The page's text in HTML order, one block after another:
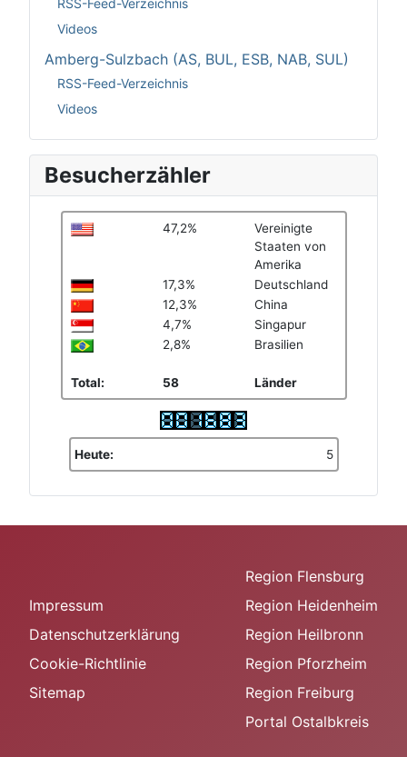
Videos
Amberg-Sulzbach (AS, BUL, ESB, NAB, SUL)
RSS-Feed-Verzeichnis
Videos
Besucherzähler
47,2%
Vereinigte
Staaten von
Amerika
17,3%
Deutschland
12,3%
China
4,7%
Singapur
2,8%
Brasilien
Total: 58 Länder
Heute: 5
Impressum
Datenschutzerklärung
Cookie-Richtlinie
Sitemap
Region Flensburg
Region Heidenheim
Region Heilbronn
Region Pforzheim
Region Freiburg
Portal Ostalbkreis